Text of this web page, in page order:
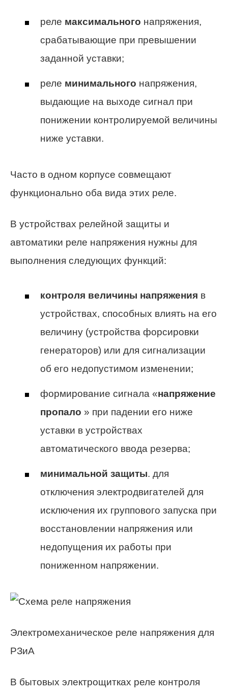
реле максимального напряжения,
срабатывающие при превышении
заданной уставки;
реле минимального напряжения,
выдающие на выходе сигнал при
понижении контролируемой величины
ниже уставки.
Часто в одном корпусе совмещают
функционально оба вида этих реле.
В устройствах релейной защиты и
автоматики реле напряжения нужны для
выполнения следующих функций:
контроля величины напряжения в
устройствах, способных влиять на его
величину (устройства форсировки
генераторов) или для сигнализации
об его недопустимом изменении;
формирование сигнала «напряжение
пропало » при падении его ниже
уставки в устройствах
автоматического ввода резерва;
минимальной защиты. для
отключения электродвигателей для
исключения их группового запуска при
восстановлении напряжения или
недопущения их работы при
пониженном напряжении.
Электромеханическое реле напряжения для
РЗиА
В бытовых электрощитках реле контроля